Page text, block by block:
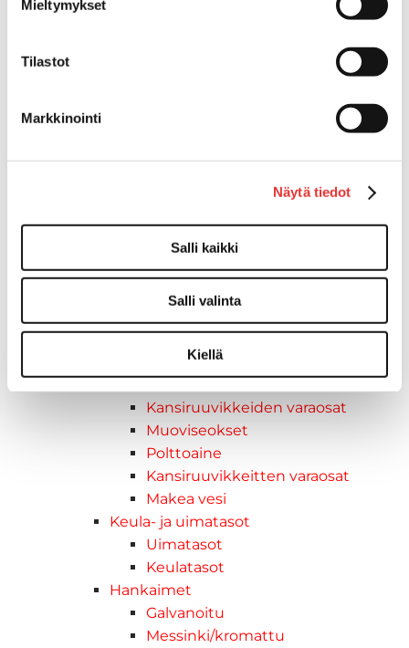
Mieltymykset
Tilastot
Markkinointi
Näytä tiedot
Salli kaikki
Salli valinta
Kiellä
Kuljetusramppien tarvikkeet
Pollarit
Knaapit
Trailerikoukut
Venerenkaat ja silmukkapultit/-
Vetourat
Kansiruuvikkeet
Kansiruuvikkeiden varaosat
Muoviseokset
Polttoaine
Kansiruuvikkeitten varaosat
Makea vesi
Keula- ja uimatasot
Uimatasot
Keulatasot
Hankaimet
Galvanoitu
Messinki/kromattu